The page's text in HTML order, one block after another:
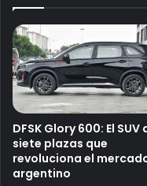
DFSK Glory 600: El SUV
siete plazas que
revoluciona el
argentino